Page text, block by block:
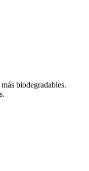
biodegradables.